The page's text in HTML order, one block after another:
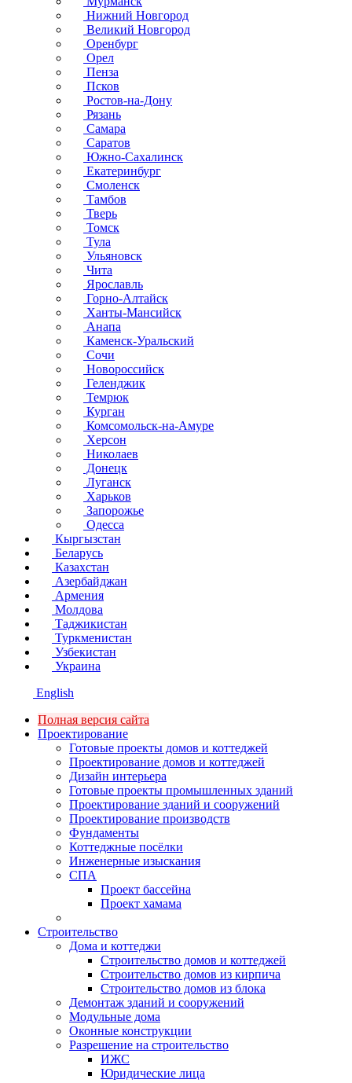
Нижний Новгород
Великий Новгород
Оренбург
Орел
Пенза
Псков
Ростов-на-Дону
Рязань
Самара
Саратов
Южно-Сахалинск
Екатеринбург
Смоленск
Тамбов
Тверь
Томск
Тула
Ульяновск
Чита
Ярославль
Горно-Алтайск
Ханты-Мансийск
Анапа
Каменск-Уральский
Сочи
Новороссийск
Геленджик
Темрюк
Курган
Комсомольск-на-Амуре
Херсон
Николаев
Донецк
Луганск
Харьков
Запорожье
Одесса
Кыргызстан
Беларусь
Казахстан
Азербайджан
Армения
Молдова
Таджикистан
Туркменистан
Узбекистан
Украина
English
Полная версия сайта
Проектирование
Готовые проекты домов и коттеджей
Проектирование домов и коттеджей
Дизайн интерьера
Готовые проекты промышленных зданий
Проектирование зданий и сооружений
Проектирование производств
Фундаменты
Коттеджные посёлки
Инженерные изыскания
СПА
Проект бассейна
Проект хамама
Строительство
Дома и коттеджи
Строительство домов и коттеджей
Строительство домов из кирпича
Строительство домов из блока
Демонтаж зданий и сооружений
Модульные дома
Оконные конструкции
Разрешение на строительство
ИЖС
Юридические лица